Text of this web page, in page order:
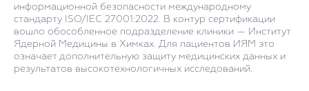
информационной безопасности международному
стандарту ISO/IEC 27001:2022. В контур сертификации
вошло обособленное подразделение клиники — Институт
Ядерной Медицины в Химках. Для пациентов ИЯМ это
означает дополнительную защиту медицинских данных и
результатов высокотехнологичных исследований.